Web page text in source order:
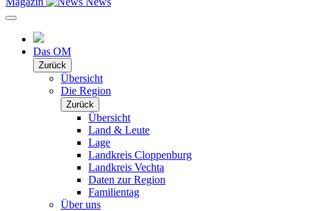
Das OM
Zurück
Übersicht
Die Region
Zurück
Übersicht
Land & Leute
Lage
Landkreis Cloppenburg
Landkreis Vechta
Daten zur Region
Familientag
Über uns